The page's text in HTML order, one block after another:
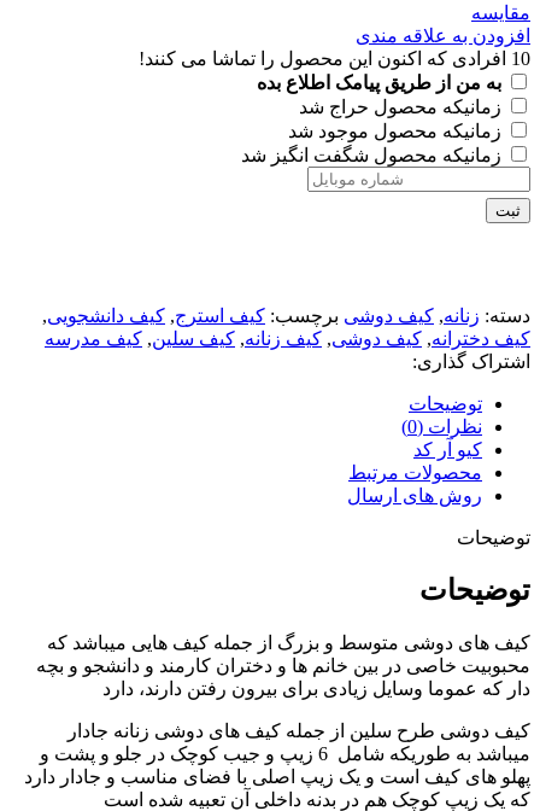
مقايسه
افزودن به علاقه مندی
10 افرادی که اکنون این محصول را تماشا می کنند!
به من از طریق پیامک اطلاع بده
زمانیکه محصول حراج شد
زمانیکه محصول موجود شد
زمانیکه محصول شگفت انگیز شد
ثبت
دسته: زنانه, کیف دوشی برچسب: کیف استرج, کیف دانشجویی,
کیف دخترانه, کیف دوشی, کیف زنانه, کیف سلین, کیف مدرسه
اشتراک گذاری:
توضیحات
نظرات (0)
کیو آر کد
محصولات مرتبط
روش های ارسال
توضیحات
توضیحات
کیف های دوشی متوسط و بزرگ از جمله کیف هایی میباشد که
محبوبیت خاصی در بین خانم ها و دختران کارمند و دانشجو و بچه
دار که عموما وسایل زیادی برای بیرون رفتن دارند، دارد
کیف دوشی طرح سلین از جمله کیف های دوشی زنانه جادار
میباشد به طوریکه شامل 6 زیپ و جیب کوچک در جلو و پشت و
پهلو های کیف است و یک زیپ اصلی با فضای مناسب و جادار دارد
که یک زیپ کوچک هم در بدنه داخلی آن تعبیه شده است